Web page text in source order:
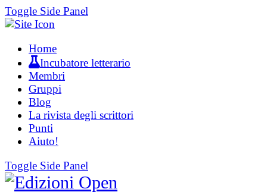
Toggle Side Panel
Home
Incubatore letterario
Membri
Gruppi
Blog
La rivista degli scrittori
Punti
Aiuto!
Toggle Side Panel